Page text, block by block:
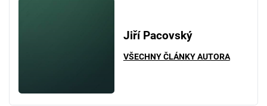
Jiří Pacovský
VŠECHNY ČLÁNKY AUTORA